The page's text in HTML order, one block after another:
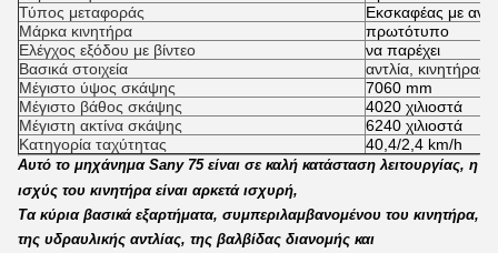
Τύπος μεταφοράς
Εκσκαφέας με
Μάρκα κινητήρα
πρωτότυπο
Ελέγχος εξόδου με βίντεο
να παρέχει
Βασικά στοιχεία
αντλία, κινητήρας,
Μέγιστο ύψος σκάψης
7060 mm
Μέγιστο βάθος σκάψης
4020 χιλιοστά
Μέγιστη ακτίνα σκάψης
6240 χιλιοστά
Κατηγορία ταχύτητας
40,4/2,4 km/h
Αυτό το μηχάνημα Sany 75 είναι σε καλή κατάσταση λειτουργίας, η
ισχύς του κινητήρα είναι αρκετά ισχυρή,
Τα κύρια βασικά εξαρτήματα, συμπεριλαμβανομένου του κινητήρα,
της υδραυλικής αντλίας, της βαλβίδας διανομής και